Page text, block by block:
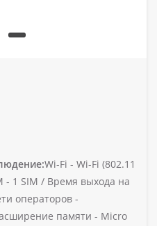
Wi-Fi - Wi-Fi (802.11
- 1 SIM / Время выхода на
операторов -
памяти - Micro